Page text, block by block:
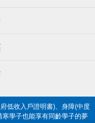
低收入戶證明書)、身障(中度
學子也能享有同齡學子的夢